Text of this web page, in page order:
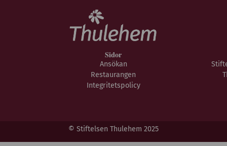
Sidor
Ansökan
Restaurangen
Integritetspolicy
© Stiftelsen Thulehem 2025